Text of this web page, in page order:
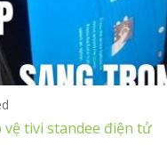
vệ tivi standee điện tử